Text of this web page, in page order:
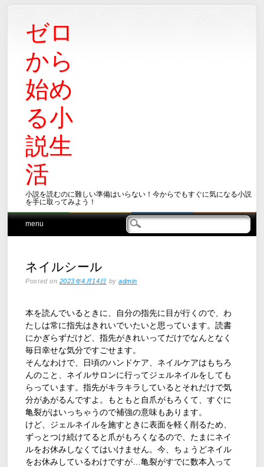
ゼロ
から
始め
る小
説生
活
小説を読むのに難しい準備はいらない！今からでもすぐに気になる小説
を手に取ってみよう！
Main menu
Skip
menu
ネイルシール
Posted on 2023年4月14日 byadmin
本を読んでいるときに、自分の指先に目が行くので、わ
たしは常に指先はきれいでいたいと思っています。読書
にかぎらずだけど、指先がきれいってだけでなんとなく
毎日幸せな気分ですごせます。
そんなわけで、日頃のハンドケア、ネイルケアはもちろ
んのこと、ネイルサロンに行ってジェルネイルをしても
らっています。指先がキラキラしているとそれだけで気
分があがるんですよ。もともと自爪がもろくて、すぐに
亀裂がはいっちゃうので補強の意味もあります。
けど、ジェルネイルを施すときに表面を軽く削るため、
ずっとつけ続けてると爪がもろくなるので、たまにネイ
ルをお休みしなくてはいけません。今、ちょうどネイル
をお休みしているわけですが…亀裂がすでに数本入って